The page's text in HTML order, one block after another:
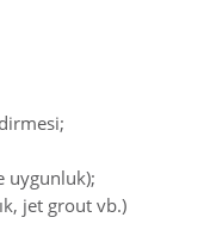
uygunluk);
jet grout vb.)